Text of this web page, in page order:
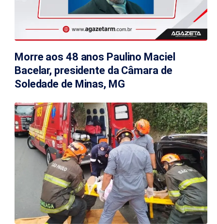
Morre aos 48 anos Paulino Maciel
Bacelar, presidente da Câmara de
Soledade de Minas, MG